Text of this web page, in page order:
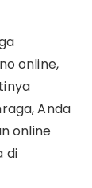
online,
Anda
online
di